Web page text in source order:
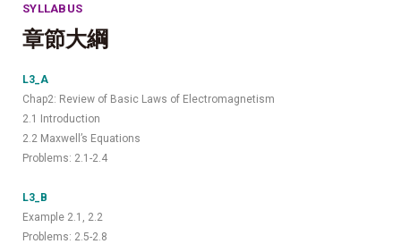
SYLLABUS
章節大綱
L3_A
Chap2: Review of Basic Laws of Electromagnetism
2.1 Introduction
2.2 Maxwell’s Equations
Problems: 2.1-2.4
L3_B
Example 2.1, 2.2
Problems: 2.5-2.8